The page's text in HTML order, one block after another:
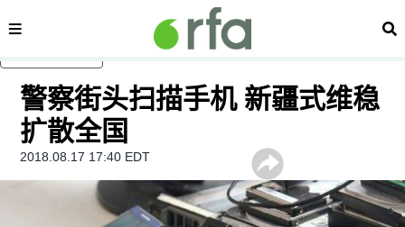
内容分类 搜
警察街头扫描手机 新疆式维稳
扩散全国
2018.08.17 17:40 EDT